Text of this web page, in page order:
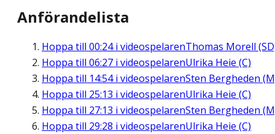
Anförandelista
Hoppa till 00:24i videospelarenThomas Morell
Hoppa till 06:27 i videospelarenUlrika Heie (C)
Hoppa till 14:54i videospelarenSten Bergheden
Hoppa till 25:13 i videospelarenUlrika Heie (C)
Hoppa till 27:13 i videospelarenSten Bergheden
Hoppa till 29:28 i videospelarenUlrika Heie (C)